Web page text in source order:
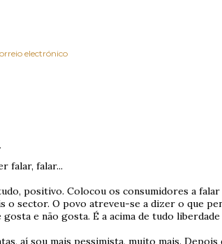
electrónico
falar, falar...
positivo. Colocou os consumidores a
o sector. O povo atreveu-se a dizer o que
e não gosta. É a acima de tudo
aí sou mais pessimista, muito mais. Depois